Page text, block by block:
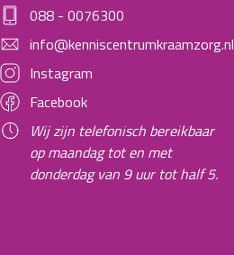
088 - 0076300
info@kenniscentrumkraamzorg.nl
Instagram
Facebook
Wij zijn telefonisch bereikbaar
op maandag tot en met
donderdag van 9 uur tot half 5.